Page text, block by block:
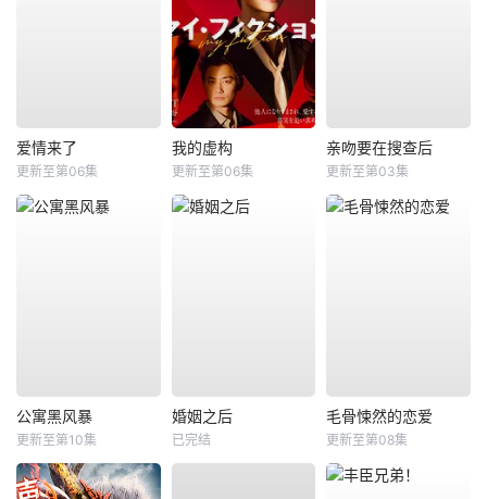
爱情来了
更新至第06集
我的虚构
更新至第06集
亲吻要在搜查后
更新至第03集
公寓黑风暴
更新至第10集
婚姻之后
已完结
毛骨悚然的恋爱
更新至第08集